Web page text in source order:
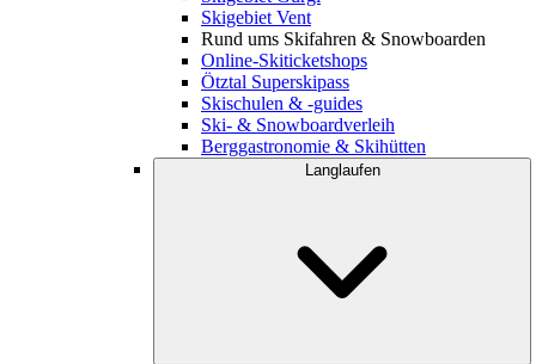
Skigebiet Vent
Rund ums Skifahren & Snowboarden
Online-Skiticketshops
Ötztal Superskipass
Skischulen & -guides
Ski- & Snowboardverleih
Berggastronomie & Skihütten
Langlaufen